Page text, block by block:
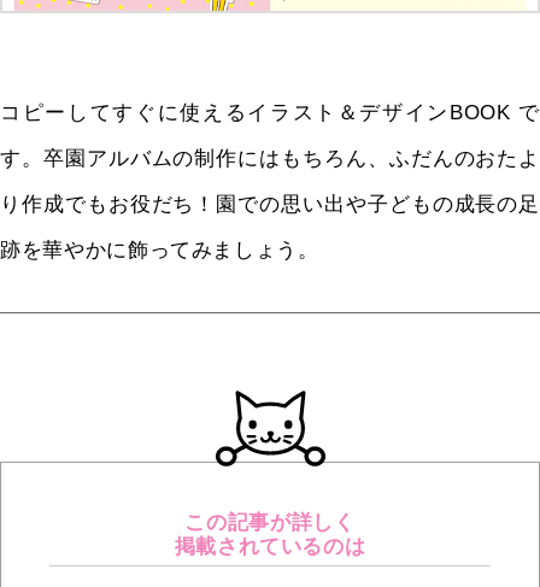
コピーしてすぐに使えるイラスト＆デザインBOOK で
す。卒園アルバムの制作にはもちろん、ふだんのおたよ
り作成でもお役だち！園での思い出や子どもの成長の足
跡を華やかに飾ってみましょう。
この記事が詳しく
掲載されているのは